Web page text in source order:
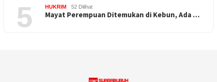
5 HUKRIM 52 Dilihat
Mayat Perempuan Ditemukan di Kebun, Ada …